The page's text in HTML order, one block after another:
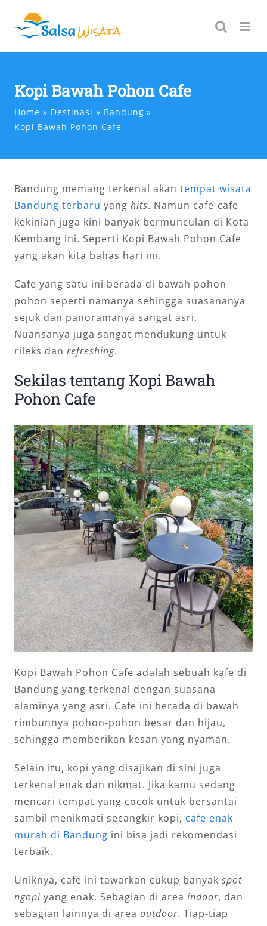
content
Kopi Bawah Pohon Cafe
Home Destinasi
Bandung
Kopi Bawah Pohon Cafe
Bandung memang terkenal akan tempat wisata
Bandung terbaru yang hits. Namun cafe-cafe
kekinian juga kini banyak bermunculan di Kota
Kembang ini. Seperti Kopi Bawah Pohon Cafe
yang akan kita bahas hari ini.
Cafe yang satu ini berada di bawah pohon-
pohon seperti namanya sehingga suasananya
sejuk dan panoramanya sangat asri.
Nuansanya juga sangat mendukung untuk
rileks dan refreshing.
Sekilas tentang Kopi Bawah
Pohon Cafe
Kopi Bawah Pohon Cafe adalah sebuah kafe di
Bandung yang terkenal dengan suasana
alaminya yang asri. Cafe ini berada di bawah
rimbunnya pohon-pohon besar dan hijau,
sehingga memberikan kesan yang nyaman.
Selain itu, kopi yang disajikan di sini juga
terkenal enak dan nikmat. Jika kamu sedang
mencari tempat yang cocok untuk bersantai
sambil menikmati secangkir kopi, cafe enak
murah di Bandung ini bisa jadi rekomendasi
terbaik.
Uniknya, cafe ini tawarkan cukup banyak spot
ngopi yang enak. Sebagian di area indoor, dan
sebagian lainnya di area outdoor. Tiap-tiap